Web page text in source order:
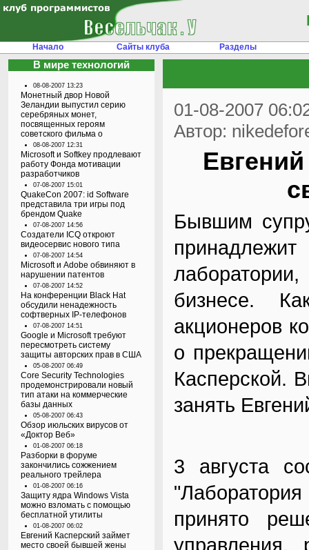
Начало Сайты клуба Разделы
В мире технологий
08-08-2007 13:23
Монетный двор Новой
Зеландии выпустил серию
серебряных монет,
посвященных героям
советского фильма о
08-08-2007 12:31
Microsoft и Softkey продлевают
работу Фонда мотивации
разработчиков
07-08-2007 15:01
QuakeCon 2007: id Software
представила три игры под
брендом Quake
07-08-2007 14:56
Создатели ICQ откроют
видеосервис нового типа
07-08-2007 14:54
Microsoft и Adobe обвиняют в
нарушении патентов
07-08-2007 14:52
На конференции Black Hat
обсудили ненадежность
софтверных IP-телефонов
07-08-2007 14:51
Google и Microsoft требуют
пересмотреть систему
защиты авторских прав в США
05-08-2007 06:49
Core Security Technologies
продемонстрировали новый
тип атаки на коммерческие
базы данных
05-08-2007 06:43
Обзор июльских вирусов от
«Доктор Веб»
01-08-2007 06:18
Разборки в форуме
закончились сожжением
реального трейлера
01-08-2007 06:16
Защиту ядра Windows Vista
можно взломать с помощью
бесплатной утилиты
01-08-2007 06:02
Евгений Касперский займет
место своей бывшей жены
01-08-2007
Автор:
Бывшим
бизнесе.
акционеров
о
Касперской.
занять
3 августа
принято
управления,